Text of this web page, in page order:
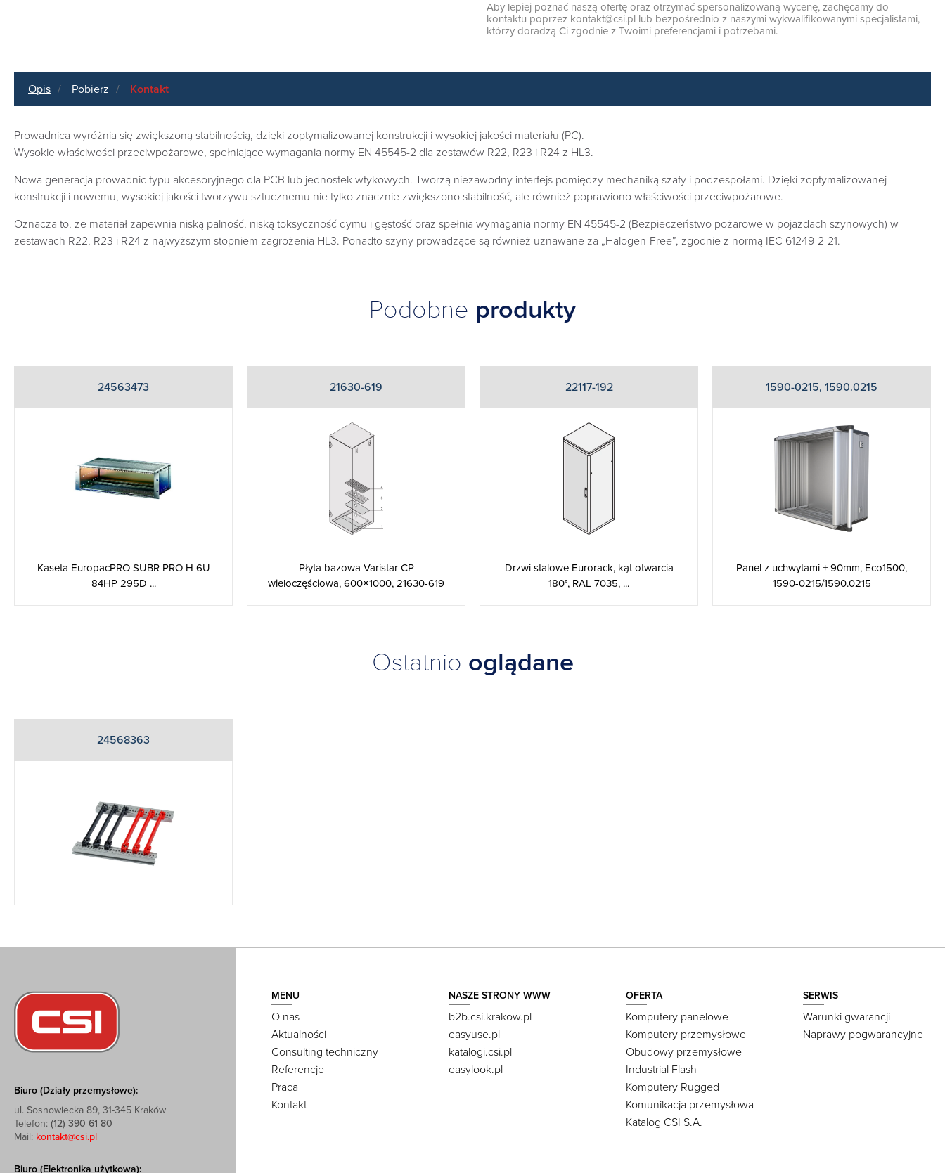
Aby lepiej poznać naszą ofertę oraz otrzymać spersonalizowaną wycenę, zachęcamy do
kontaktu poprzez kontakt@csi.pl lub bezpośrednio z naszymi wykwalifikowanymi specjalistami,
którzy doradzą Ci zgodnie z Twoimi preferencjami i potrzebami.
Opis Pobierz Kontakt
Prowadnica wyróżnia się zwiększoną stabilnością, dzięki zoptymalizowanej konstrukcji i wysokiej jakości materiału (PC).
Wysokie właściwości przeciwpożarowe, spełniające wymagania normy EN 45545-2 dla zestawów R22, R23 i R24 z HL3.
Nowa generacja prowadnic typu akcesoryjnego dla PCB lub jednostek wtykowych. Tworzą niezawodny interfejs pomiędzy mechaniką szafy i podzespołami. Dzięki zoptymalizowanej
konstrukcji i nowemu, wysokiej jakości tworzywu sztucznemu nie tylko znacznie zwiększono stabilność, ale również poprawiono właściwości przeciwpożarowe.
Oznacza to, że materiał zapewnia niską palność, niską toksyczność dymu i gęstość oraz spełnia wymagania normy EN 45545-2 (Bezpieczeństwo pożarowe w pojazdach szynowych) w
zestawach R22, R23 i R24 z najwyższym stopniem zagrożenia HL3. Ponadto szyny prowadzące są również uznawane za „Halogen-Free”, zgodnie z normą IEC 61249-2-21.
Podobne produkty
24563473
Kaseta EuropacPRO SUBR PRO H 6U
84HP 295D ...
21630-619
Płyta bazowa Varistar CP
wieloczęściowa, 600×1000, 21630-619
22117-192
Drzwi stalowe Eurorack, kąt otwarcia
180°, RAL 7035, ...
1590-0215, 1590.0215
Panel z uchwytami + 90mm, Eco1500,
1590-0215/1590.0215
Ostatnio oglądane
24568363
Biuro (Działy przemysłowe):
ul. Sosnowiecka 89, 31-345 Kraków
Telefon: (12) 390 61 80
Mail: kontakt@csi.pl
Biuro (Elektronika użytkowa):
MENU
O nas
Aktualności
Consulting techniczny
Referencje
Praca
Kontakt
NASZE STRONY WWW
b2b.csi.krakow.pl
easyuse.pl
katalogi.csi.pl
easylook.pl
OFERTA
Komputery panelowe
Komputery przemysłowe
Obudowy przemysłowe
Industrial Flash
Komputery Rugged
Komunikacja przemysłowa
Katalog CSI S.A.
SERWIS
Warunki gwarancji
Naprawy pogwarancyjne